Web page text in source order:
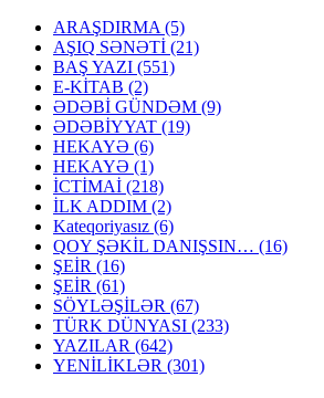
ARAŞDIRMA (5)
AŞIQ SƏNƏTİ (21)
BAŞ YAZI (551)
E-KİTAB (2)
ƏDƏBİ GÜNDƏM (9)
ƏDƏBİYYAT (19)
HEKAYƏ (6)
HEKAYƏ (1)
İCTİMAİ (218)
İLK ADDIM (2)
Kateqoriyasız (6)
QOY ŞƏKİL DANIŞSIN… (16)
ŞEİR (16)
ŞEİR (61)
SÖYLƏŞİLƏR (67)
TÜRK DÜNYASI (233)
YAZILAR (642)
YENİLİKLƏR (301)